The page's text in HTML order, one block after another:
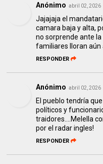
Anónimo abril 02, 2026
Jajajaja el
camara baja y alta,
no sorprende ante
familiares lloran aún
RESPONDER
Anónimo abril 02, 2026
El pueblo tendría
políticos y
traidores....Melella
por el radar ingles!
RESPONDER